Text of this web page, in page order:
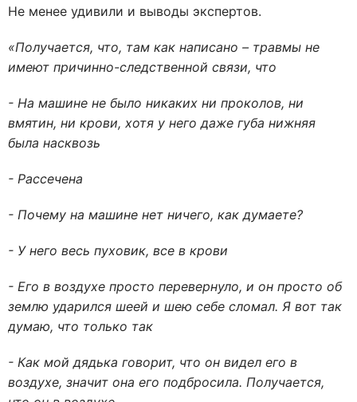
Не менее удивили и выводы экспертов.
«Получается, что, там как написано – травмы не
имеют причинно-следственной связи, что
- На машине не было никаких ни проколов, ни
вмятин, ни крови, хотя у него даже губа нижняя
была насквозь
- Рассечена
- Почему на машине нет ничего, как думаете?
- У него весь пуховик, все в крови
- Его в воздухе просто перевернуло, и он просто об
землю ударился шеей и шею себе сломал. Я вот так
думаю, что только так
- Как мой дядька говорит, что он видел его в
воздухе, значит она его подбросила. Получается,